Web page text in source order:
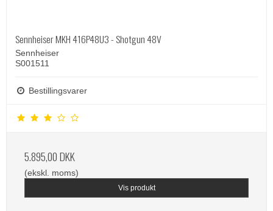
Sennheiser MKH 416P48U3 - Shotgun 48V
Sennheiser
S001511
Bestillingsvarer
5.895,00 DKK
(ekskl. moms)
Vis produkt